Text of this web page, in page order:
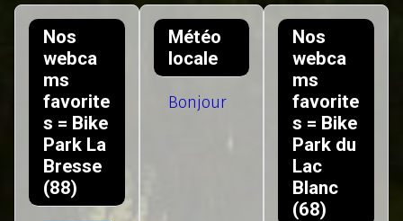
Nos
webca
ms
favorite
s = Bike
Park La
Bresse
(88)
Météo
locale
Bonjour
Nos
webca
ms
favorite
s = Bike
Park du
Lac
Blanc
(68)